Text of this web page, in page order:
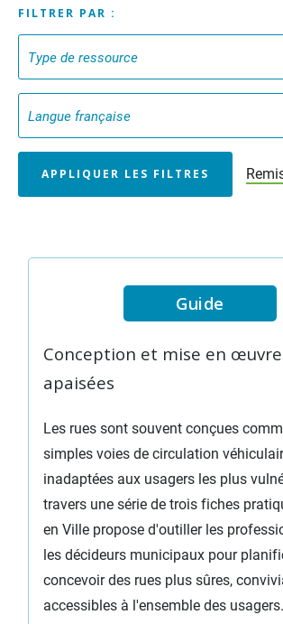
FILTRER PAR :
Guide
Conception et mise en
apaisées
Les rues sont souvent conçues
simples voies de circulation
inadaptées aux usagers les plus
travers une série de trois fiches
en Ville propose d'outiller les
les décideurs municipaux pour
concevoir des rues plus sûres,
accessibles à l'ensemble des usagers.